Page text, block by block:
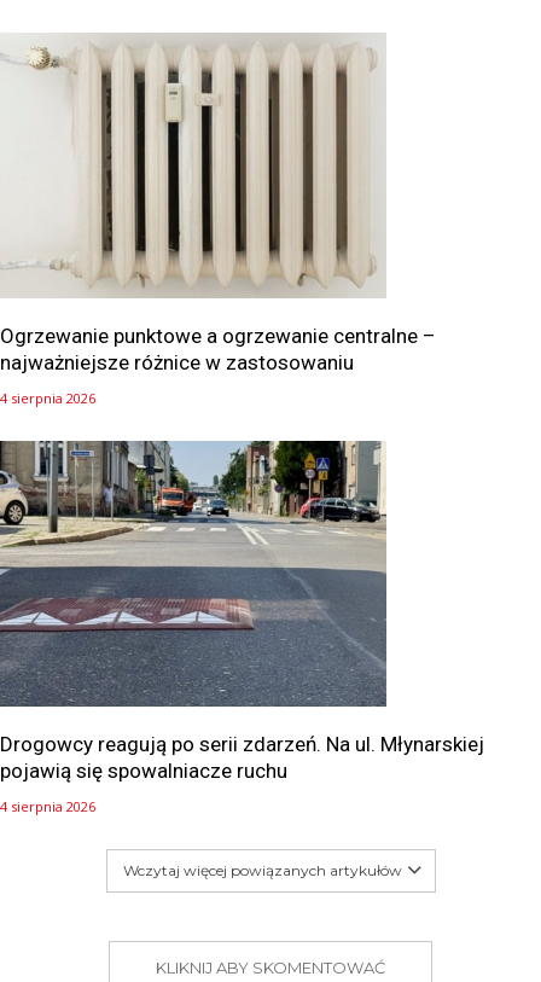
Ogrzewanie punktowe a ogrzewanie centralne –
najważniejsze różnice w zastosowaniu
4 sierpnia 2026
Drogowcy reagują po serii zdarzeń. Na ul. Młynarskiej
pojawią się spowalniacze ruchu
4 sierpnia 2026
Wczytaj więcej powiązanych artykułów
KLIKNIJ ABY SKOMENTOWAĆ